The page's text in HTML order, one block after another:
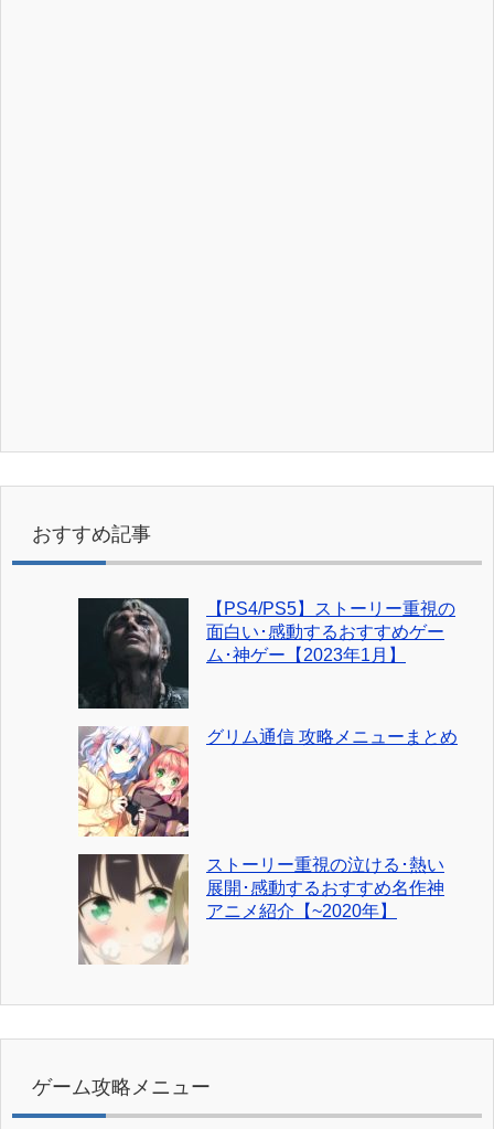
おすすめ記事
【PS4/PS5】ストーリー重視の
面白い･感動するおすすめゲー
ム･神ゲー【2023年1月】
グリム通信 攻略メニューまとめ
ストーリー重視の泣ける･熱い
展開･感動するおすすめ名作神
アニメ紹介【~2020年】
ゲーム攻略メニュー